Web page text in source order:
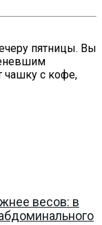
пятницы. Вы
чашку с кофе,
весов: в